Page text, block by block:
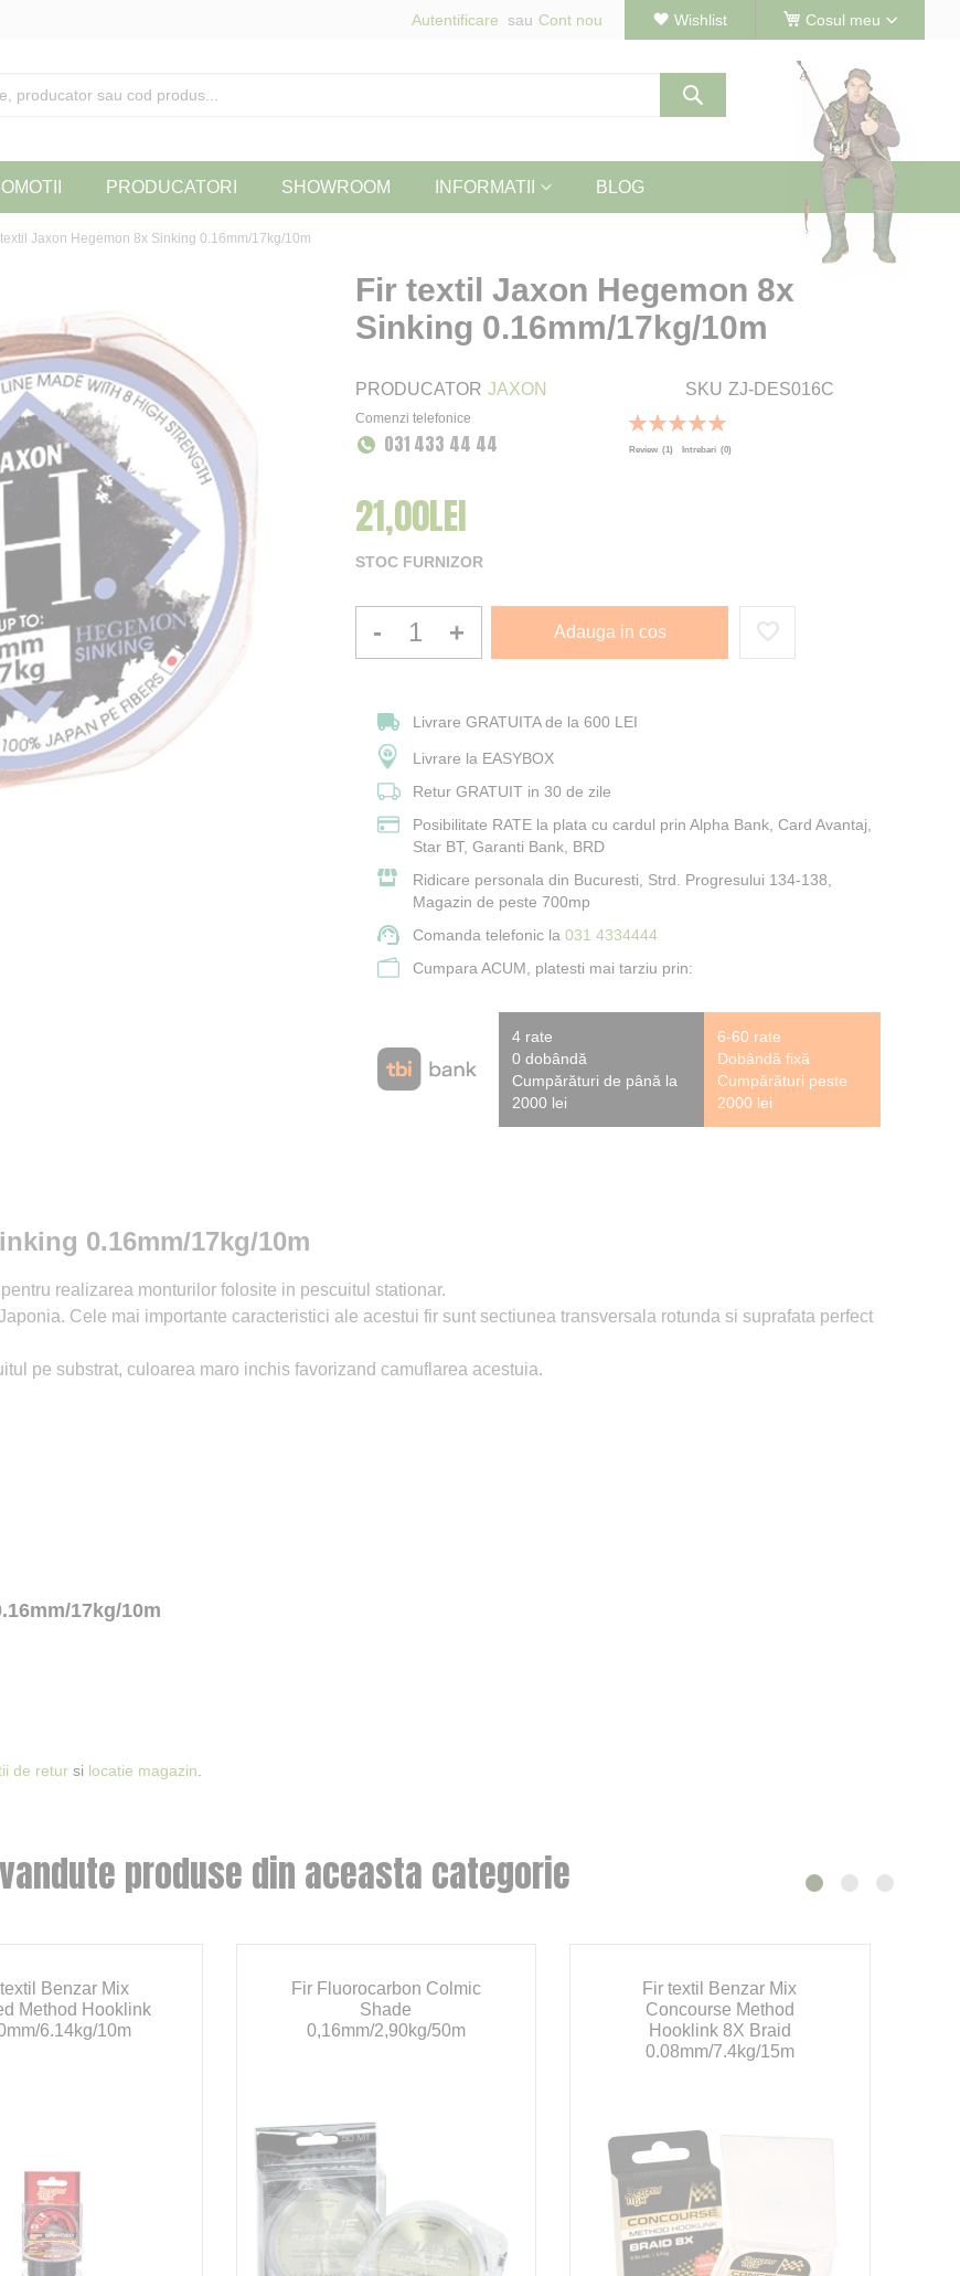
Cosul meu
Wishlist
Autentificare Cont nou
PRODUCATORI SHOWROOM INFORMATII BLOG
Jaxon Hegemon 8x Sinking 0.16mm/17kg/10m
Fir textil Jaxon Hegemon 8x
Sinking 0.16mm/17kg/10m
PRODUCATOR JAXON SKU ZJ-DES016C
Comenzi telefonice
031 433 44 44
Rating:
Review (1) Intrebari (0)
21,00LEI
STOC FURNIZOR
- + Adauga in cos
Livrare GRATUITA de la 600 LEI
Livrare la EASYBOX
Retur GRATUIT in 30 de zile
Posibilitate RATE la plata cu cardul prin Alpha Bank, Card Avantaj,
Star BT, Garanti Bank, BRD
Ridicare personala din Bucuresti, Strd. Progresului 134-138,
Magazin de peste 700mp
Comanda telefonic la 031 4334444
Cumpara ACUM, platesti mai tarziu prin:
4 rate
0 dobândă
Cumpărături de până la
2000 lei
6-60 rate
Dobândă fixă
Cumpărături peste
2000 lei
0.16mm/17kg/10m
realizarea monturilor folosite in pescuitul stationar.
Cele mai importante caracteristici ale acestui fir sunt sectiunea transversala rotunda si suprafata perfect
pe substrat, culoarea maro inchis favorizand camuflarea acestuia.
17kg/10m
de retur si locatie magazin
produse din aceasta categorie
Benzar Mix
Method Hooklink
6.14kg/10m
Fir Fluorocarbon Colmic
Shade
0,16mm/2,90kg/50m
Fir textil Benzar Mix
Concourse Method
Hooklink 8X Braid
0.08mm/7.4kg/15m